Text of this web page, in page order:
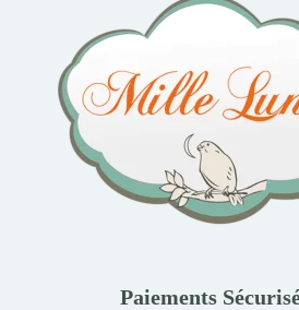
Paiements